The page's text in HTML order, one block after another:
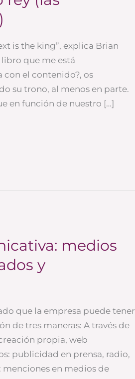
is the king”, explica Brian
libro que me está
con el contenido?, os
su trono, al menos en parte.
en función de nuestro […]
medios
y
que la empresa puede tener
de tres maneras: A través de
propia, web
publicidad en prensa, radio,
menciones en medios de